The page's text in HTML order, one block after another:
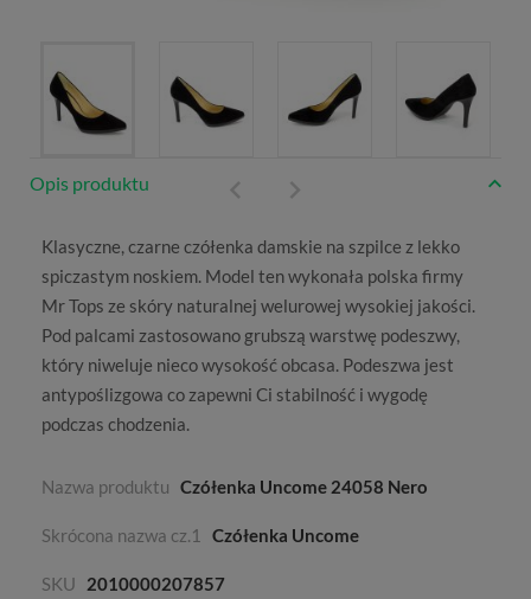
Opis produktu
Klasyczne, czarne czółenka damskie na szpilce z lekko
spiczastym noskiem. Model ten wykonała polska firmy
Mr Tops ze skóry naturalnej welurowej wysokiej jakości.
Pod palcami zastosowano grubszą warstwę podeszwy,
który niweluje nieco wysokość obcasa. Podeszwa jest
antypoślizgowa co zapewni Ci stabilność i wygodę
podczas chodzenia.
Nazwa produktu Czółenka Uncome 24058 Nero
Skrócona nazwa cz.1 Czółenka Uncome
SKU 2010000207857